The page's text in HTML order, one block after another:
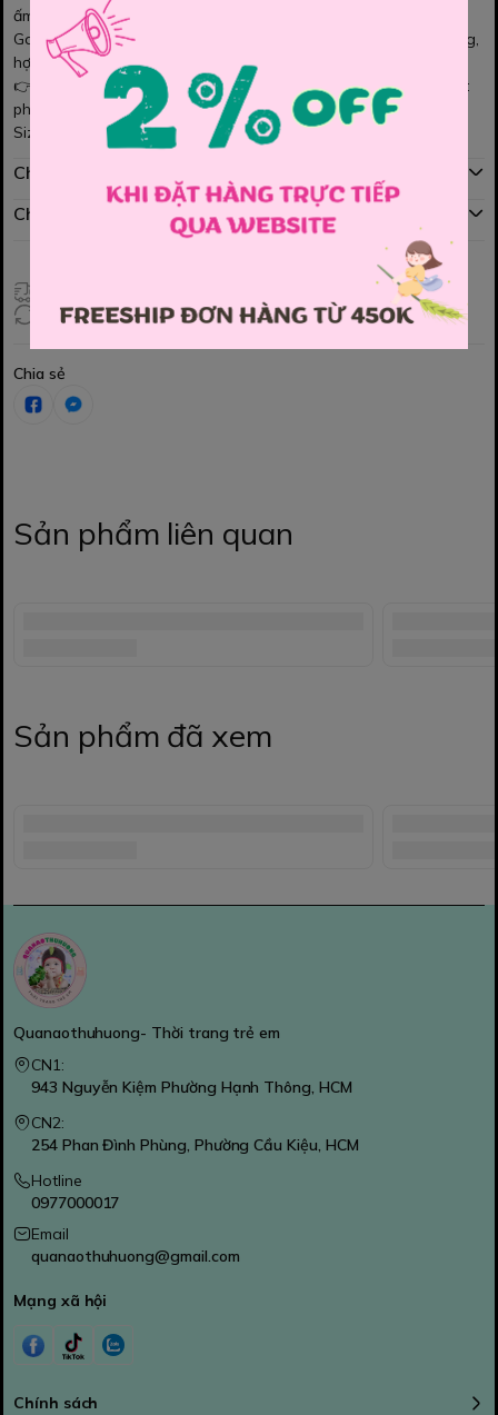
ấm cho bé iu cực tốt nha cả nhà ơi
Gamxanh trung tính
giúp bé trông vừa hiện đại vừa dễ thương,
hợp cả khi đi học hay dạo phố cùng ba mẹ 🌈
👉 Một chiếc áo – nhiều công dụng, vừa giữ ấm, vừa làm nổi bật
phong cách riêng cho bé yêu 💕
Size: 120, 130, 140, 150, 160.
Chính sách mua hàng
Chính sách đổi hàng
Đổi hàng 3 ngày (HCM), 7 ngày (Tỉnh)
Chia sẻ
Sản phẩm liên quan
Sản phẩm đã xem
Quanaothuhuong- Thời trang trẻ em
CN1:
943 Nguyễn Kiệm Phường Hạnh Thông, HCM
CN2:
254 Phan Đình Phùng, Phường Cầu Kiệu, HCM
Hotline
0977000017
Email
quanaothuhuong@gmail.com
Mạng xã hội
Chính sách